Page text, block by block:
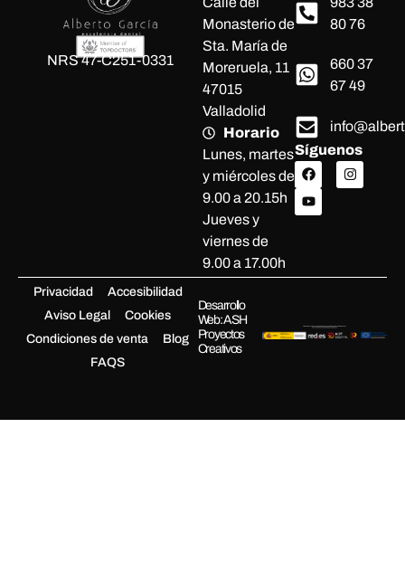
NRS 47-C251-0331
Monasterio de
Sta. María de
Moreruela, 11
47015
Valladolid
Horario
Lunes, martes
y miércoles de
9.00 a 20.15h
Jueves y
viernes de
9.00 a 17.00h
80 76
660 37
67 49
Síguenos
Privacidad
Accesibilidad
Aviso Legal
Cookies
Condiciones de venta
Blog
FAQS
Desarrollo
Web: ASH
Proyectos
Creativos